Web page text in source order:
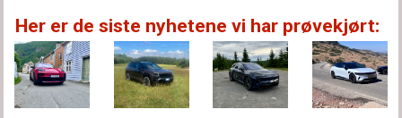
Her er de siste nyhetene vi har prøvekjørt: